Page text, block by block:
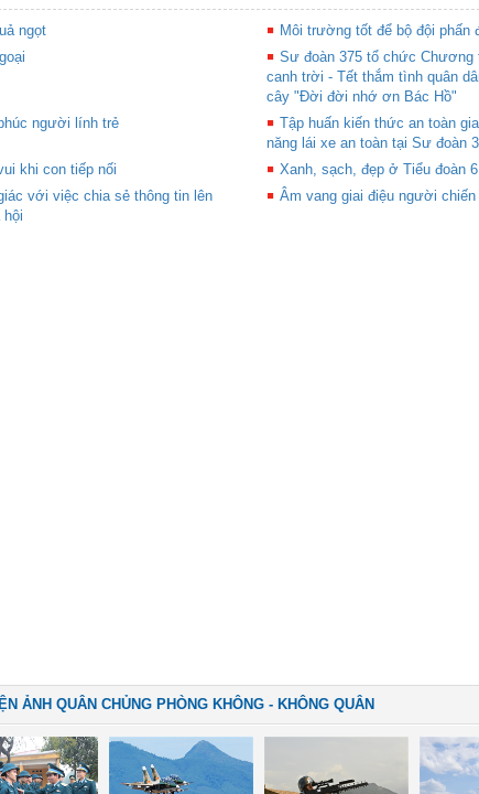
ngọt
Môi trường tốt để bộ đội phấn
Sư đoàn 375 tổ chức Chương
canh trời - Tết thắm tình quân
cây "Đời đời nhớ ơn Bác Hồ"
người lính trẻ
Tập huấn kiến thức an toàn
năng lái xe an toàn tại Sư đoàn
khi con tiếp nối
Xanh, sạch, đẹp ở Tiểu đoàn 6
với việc chia sẻ thông tin lên
hội
Âm vang giai điệu người
ẢNH QUÂN CHỦNG PHÒNG KHÔNG - KHÔNG QUÂN